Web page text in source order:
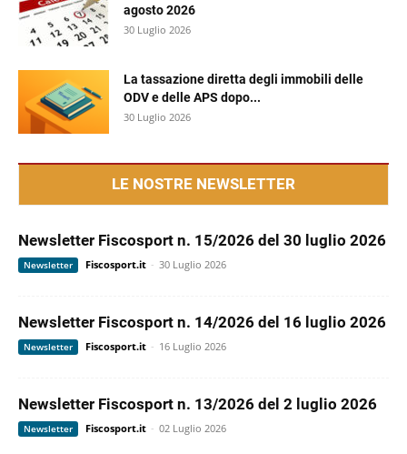
agosto 2026
30 Luglio 2026
La tassazione diretta degli immobili delle
ODV e delle APS dopo...
30 Luglio 2026
LE NOSTRE NEWSLETTER
Newsletter Fiscosport n. 15/2026 del 30 luglio 2026
Newsletter Fiscosport.it - 30 Luglio 2026
Newsletter Fiscosport n. 14/2026 del 16 luglio 2026
Newsletter Fiscosport.it - 16 Luglio 2026
Newsletter Fiscosport n. 13/2026 del 2 luglio 2026
Newsletter Fiscosport.it - 02 Luglio 2026